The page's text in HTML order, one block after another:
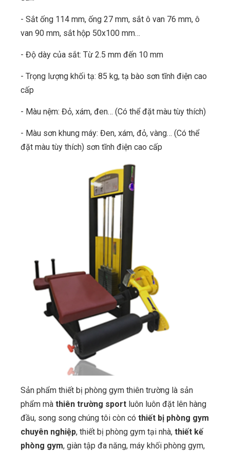
- Sắt ống 114 mm, ống 27 mm, sắt ô van 76 mm, ô
van 90 mm, sắt hộp 50x100 mm…
- Độ dày của sắt: Từ 2.5 mm đến 10 mm
- Trọng lượng khối tạ: 85 kg, tạ bào sơn tĩnh điện cao
cấp
- Màu nệm: Đỏ, xám, đen… (Có thể đặt màu tùy thích)
- Màu sơn khung máy: Đen, xám, đỏ, vàng… (Có thể
đặt màu tùy thích) sơn tĩnh điện cao cấp
Sản phẩm thiết bị phòng gym thiên trường là sản
phẩm mà thiên trường sport luôn luôn đặt lên hàng
đầu, song song chúng tôi còn có thiết bị phòng gym
chuyên nghiệp, thiết bị phòng gym tại nhà, thiết kế
phòng gym, giàn tập đa năng, máy khối phòng gym,